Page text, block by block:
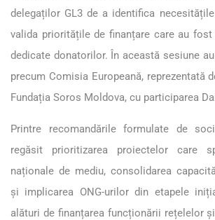
delegaților GL3 de a identifica
valida prioritățile de finanțare care au
dedicate donatorilor. În această sesiune
precum Comisia Europeană, reprezentată
Fundația Soros Moldova, cu participarea
Printre recomandările formulate de
regăsit prioritizarea proiectelor care
naționale de mediu, consolidarea
și implicarea ONG-urilor din etapele
alături de finanțarea funcționării rețelelor